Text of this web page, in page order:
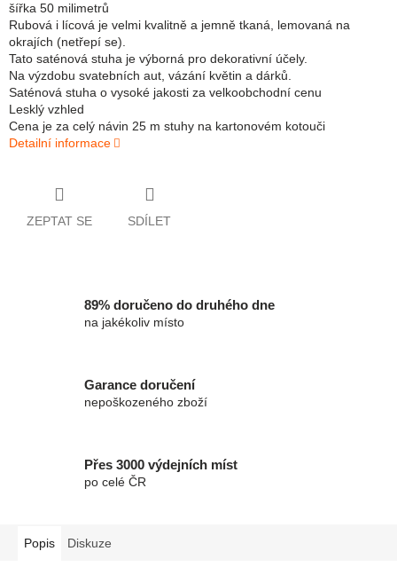
šířka 50 milimetrů
Rubová i lícová je velmi kvalitně a jemně tkaná, lemovaná na
okrajích (netřepí se).
Tato saténová stuha je výborná pro dekorativní účely.
Na výzdobu svatebních aut, vázání květin a dárků.
Saténová stuha o vysoké jakosti za velkoobchodní cenu
Lesklý vzhled
Cena je za celý návin 25 m stuhy na kartonovém kotouči
Detailní informace
ZEPTAT SE SDÍLET
89% doručeno do druhého dne
na jakékoliv místo
Garance doručení
nepoškozeného zboží
Přes 3000 výdejních míst
po celé ČR
Popis Diskuze